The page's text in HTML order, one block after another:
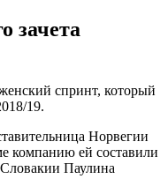
зачета
спринт, который
19.
Норвегии
компанию ей составили
Паулина